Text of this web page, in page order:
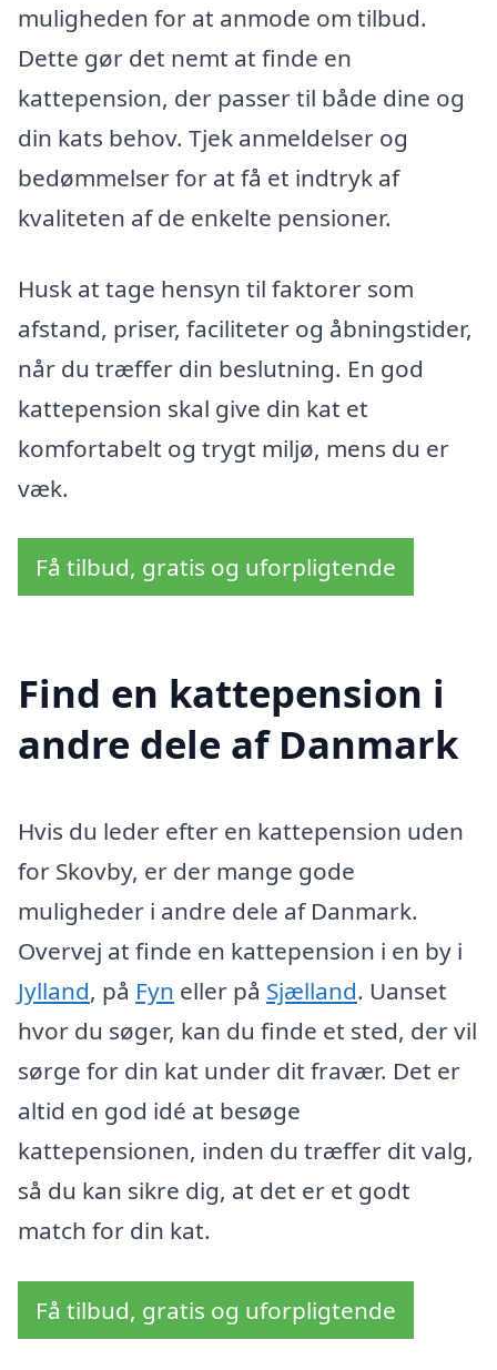
muligheden for at anmode om tilbud.
Dette gør det nemt at finde en
kattepension, der passer til både dine og
din kats behov. Tjek anmeldelser og
bedømmelser for at få et indtryk af
kvaliteten af de enkelte pensioner.
Husk at tage hensyn til faktorer som
afstand, priser, faciliteter og åbningstider,
når du træffer din beslutning. En god
kattepension skal give din kat et
komfortabelt og trygt miljø, mens du er
væk.
Få tilbud, gratis og uforpligtende
Find en kattepension i
andre dele af Danmark
Hvis du leder efter en kattepension uden
for Skovby, er der mange gode
muligheder i andre dele af Danmark.
Overvej at finde en kattepension i en by i
Jylland, på Fyn eller på Sjælland. Uanset
hvor du søger, kan du finde et sted, der vil
sørge for din kat under dit fravær. Det er
altid en god idé at besøge
kattepensionen, inden du træffer dit valg,
så du kan sikre dig, at det er et godt
match for din kat.
Få tilbud, gratis og uforpligtende